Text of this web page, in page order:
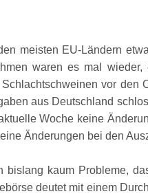
meisten EU-Ländern
waren es mal
vor
aus Deutschland
Woche keine
Änderungen bei den
bislang kaum Probleme,
deutet mit einem